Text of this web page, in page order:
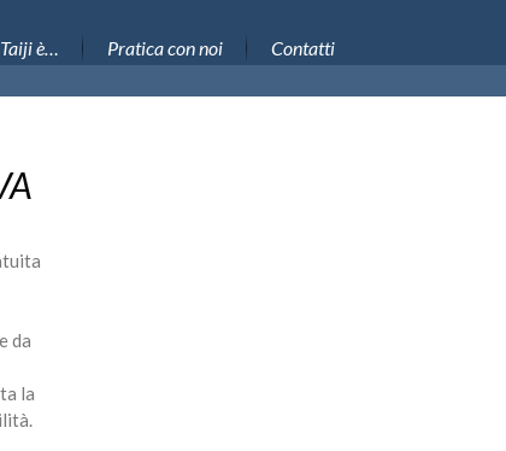
Taiji è… Pratica con noi Contatti
da
la